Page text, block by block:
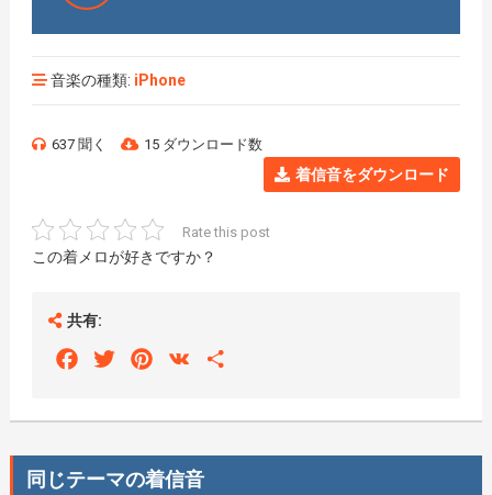
音楽の種類: iPhone
637 聞く 15 ダウンロード数
着信音をダウンロード
Rate this post
この着メロが好きですか？
共有:
FacebookTwitterPinterest
VK
同じテーマの着信音